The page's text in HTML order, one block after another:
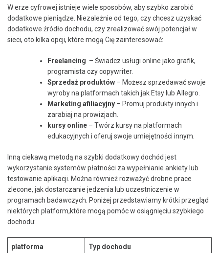
W erze cyfrowej istnieje wiele sposobów, aby szybko​ zarobić
dodatkowe ‍pieniądze. Niezależnie od ​tego, czy chcesz uzyskać
dodatkowe źródło dochodu,‌ czy zrealizować swój potencjał ​w
sieci, oto kilka opcji, ‍które mogą Cię​ zainteresować:
Freelancing ​ – Świadcz usługi ⁢online⁤ jako grafik,‍
programista czy copywriter.
Sprzedaż produktów –​ Możesz sprzedawać swoje
wyroby⁤ na platformach takich jak Etsy lub Allegro.
Marketing afiliacyjny – Promuj ⁢produkty ‌innych i
zarabiaj na prowizjach.
kursy online ⁤– Twórz kursy ⁢na⁢ platformach
edukacyjnych i oferuj swoje umiejętności innym.
Inną ⁤ciekawą metodą na szybki dodatkowy dochód jest
wykorzystanie systemów płatności za wypełnianie ankiety lub
testowanie aplikacji. Można również rozważyć drobne prace
zlecone, jak dostarczanie jedzenia ⁢lub uczestniczenie w
programach badawczych. Poniżej przedstawiamy krótki przegląd
niektórych platform,które mogą⁤ pomóc⁤ w osiągnięciu ‌szybkiego
dochodu:
platforma Typ dochodu